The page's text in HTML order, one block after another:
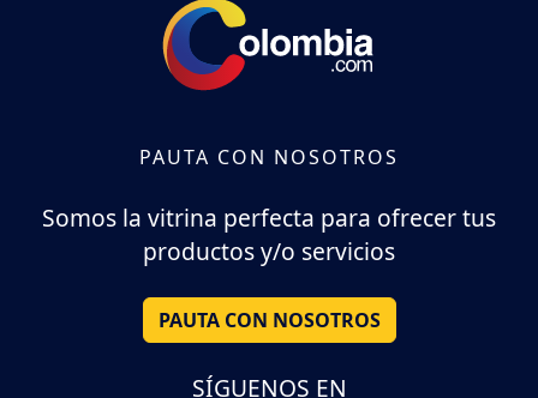
PAUTA CON NOSOTROS
Somos la vitrina perfecta para ofrecer tus
productos y/o servicios
PAUTA CON NOSOTROS
SÍGUENOS EN